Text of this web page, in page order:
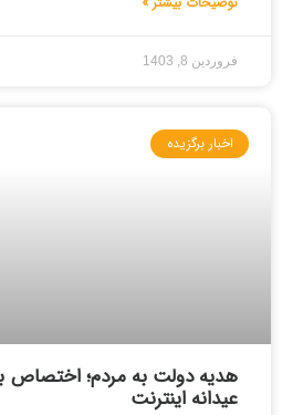
فروردین 8, 1403
اخبار برگزیده
عیدانه اینترنت